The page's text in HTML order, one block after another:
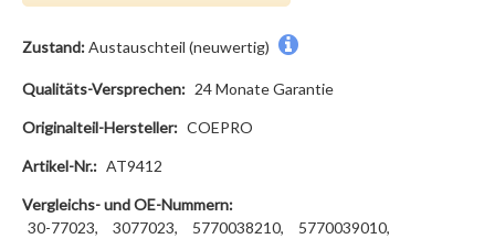
Zustand:Austauschteil (neuwertig)
Qualitäts-Versprechen: 24 Monate Garantie
Originalteil-Hersteller: COEPRO
Artikel-Nr.: AT9412
Vergleichs- und OE-Nummern:
30-77023,
3077023, 5770038210,
5770039010,